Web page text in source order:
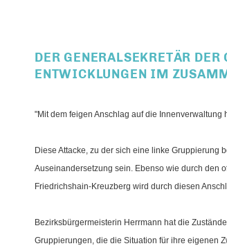
DER GENERALSEKRETÄR
ENTWICKLUNGEN IM
"Mit dem feigen Anschlag auf die
Diese Attacke, zu der sich eine linke Gruppierung
Auseinandersetzung sein. Ebenso wie durch den
Friedrichshain-Kreuzberg wird durch diesen
Bezirksbürgermeisterin Herrmann hat die
Gruppierungen, die die Situation für ihre eigenen